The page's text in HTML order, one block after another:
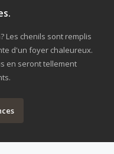
Les chenils sont remplis
d'un foyer chaleureux.
en seront tellement